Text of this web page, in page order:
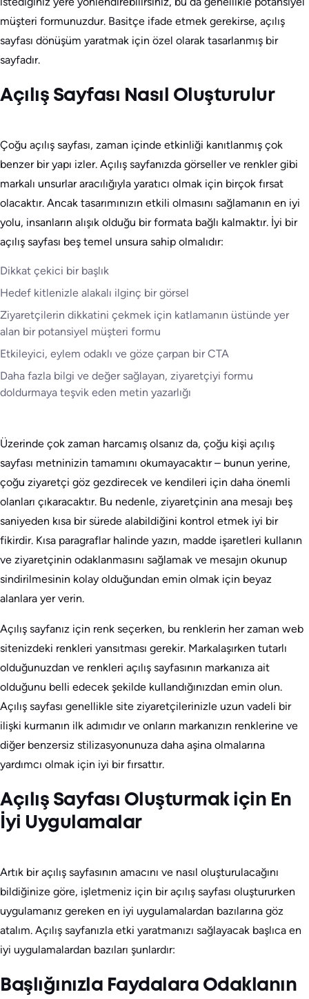
müşteri formunuzdur. Basitçe ifade etmek gerekirse, açılış
sayfası dönüşüm yaratmak için özel olarak tasarlanmış bir
sayfadır.
Açılış Sayfası Nasıl Oluşturulur
Çoğu açılış sayfası, zaman içinde etkinliği kanıtlanmış çok
benzer bir yapı izler. Açılış sayfanızda görseller ve renkler gibi
markalı unsurlar aracılığıyla yaratıcı olmak için birçok fırsat
olacaktır. Ancak tasarımınızın etkili olmasını sağlamanın en iyi
yolu, insanların alışık olduğu bir formata bağlı kalmaktır. İyi bir
açılış sayfası beş temel unsura sahip olmalıdır:
Dikkat çekici bir başlık
Hedef kitlenizle alakalı ilginç bir görsel
Ziyaretçilerin dikkatini çekmek için katlamanın üstünde yer
alan bir potansiyel müşteri formu
Etkileyici, eylem odaklı ve göze çarpan bir CTA
Daha fazla bilgi ve değer sağlayan, ziyaretçiyi formu
doldurmaya teşvik eden metin yazarlığı
Üzerinde çok zaman harcamış olsanız da, çoğu kişi açılış
sayfası metninizin tamamını okumayacaktır – bunun yerine,
çoğu ziyaretçi göz gezdirecek ve kendileri için daha önemli
olanları çıkaracaktır. Bu nedenle, ziyaretçinin ana mesajı beş
saniyeden kısa bir sürede alabildiğini kontrol etmek iyi bir
fikirdir. Kısa paragraflar halinde yazın, madde işaretleri kullanın
ve ziyaretçinin odaklanmasını sağlamak ve mesajın okunup
sindirilmesinin kolay olduğundan emin olmak için beyaz
alanlara yer verin.
Açılış sayfanız için renk seçerken, bu renklerin her zaman web
sitenizdeki renkleri yansıtması gerekir. Markalaşırken tutarlı
olduğunuzdan ve renkleri açılış sayfasının markanıza ait
olduğunu belli edecek şekilde kullandığınızdan emin olun.
Açılış sayfası genellikle site ziyaretçilerinizle uzun vadeli bir
ilişki kurmanın ilk adımıdır ve onların markanızın renklerine ve
diğer benzersiz stilizasyonunuza daha aşina olmalarına
yardımcı olmak için iyi bir fırsattır.
Açılış Sayfası Oluşturmak için En
İyi Uygulamalar
Artık bir açılış sayfasının amacını ve nasıl oluşturulacağını
bildiğinize göre, işletmeniz için bir açılış sayfası oluştururken
uygulamanız gereken en iyi uygulamalardan bazılarına göz
atalım. Açılış sayfanızla etki yaratmanızı sağlayacak başlıca en
iyi uygulamalardan bazıları şunlardır:
Başlığınızla Faydalara Odaklanın